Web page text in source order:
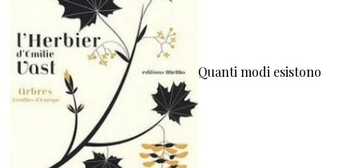
Quanti modi esistono